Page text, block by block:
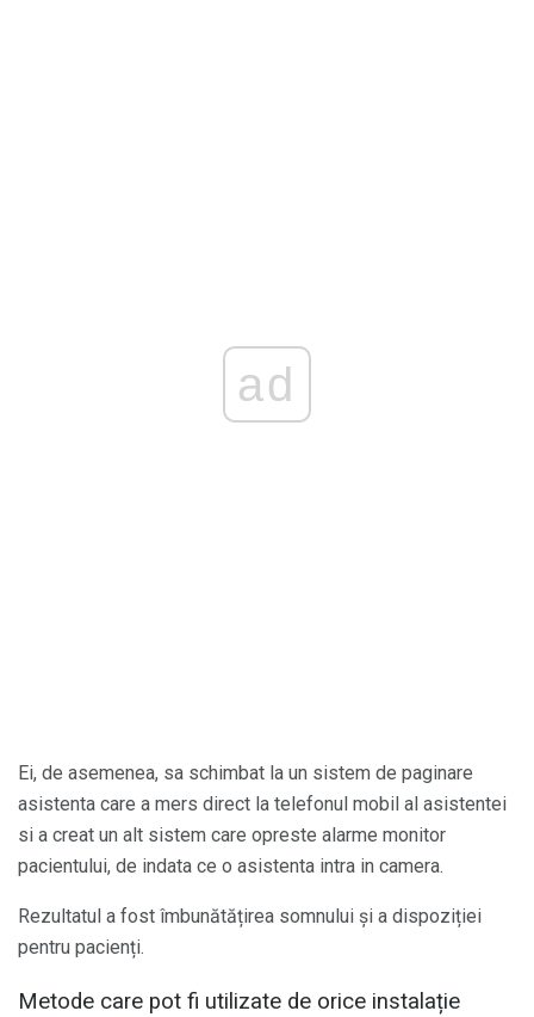
ad
Ei, de asemenea, sa schimbat la un sistem de paginare
asistenta care a mers direct la telefonul mobil al asistentei
si a creat un alt sistem care opreste alarme monitor
pacientului, de indata ce o asistenta intra in camera.
Rezultatul a fost îmbunătățirea somnului și a dispoziției
pentru pacienți.
Metode care pot fi utilizate de orice instalație